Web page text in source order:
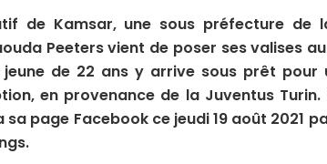
de Kamsar, une sous préfecture de
Peeters vient de poser ses valises
jeune de 22 ans y arrive sous prêt pour
en provenance de la Juventus
sa page Facebook ce jeudi 19 août 2021